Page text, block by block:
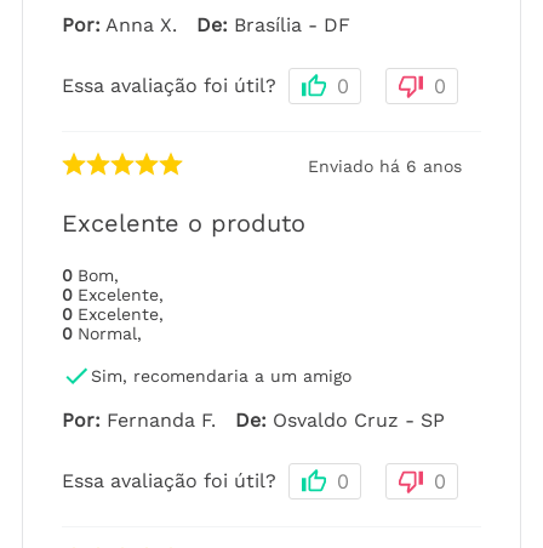
Por: Anna X. De: Brasília - DF
Essa avaliação foi útil? 0 0
Enviado há 6 anos
Excelente o produto
0 Bom,
0 Excelente,
0 Excelente,
0 Normal,
Sim, recomendaria a um amigo
Por: Fernanda F. De: Osvaldo Cruz - SP
Essa avaliação foi útil? 0 0